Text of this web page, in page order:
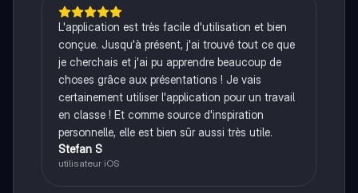
L'application est très facile d'utilisation et bien
conçue. Jusqu'à présent, j'ai trouvé tout ce que
je cherchais et j'ai pu apprendre beaucoup de
choses grâce aux présentations ! Je vais
certainement utiliser l'application pour un travail
en classe ! Et comme source d'inspiration
personnelle, elle est bien sûr aussi très utile.
Stefan S
utilisateur iOS